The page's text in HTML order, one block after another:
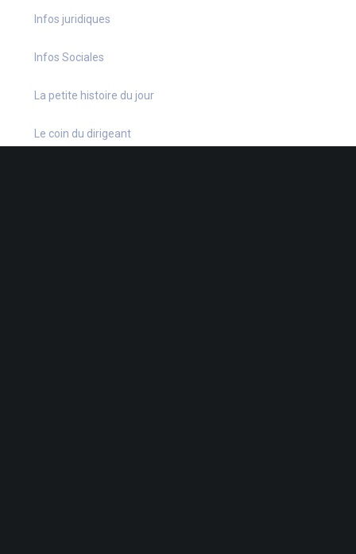
Infos juridiques
Infos Sociales
La petite histoire du jour
Le coin du dirigeant